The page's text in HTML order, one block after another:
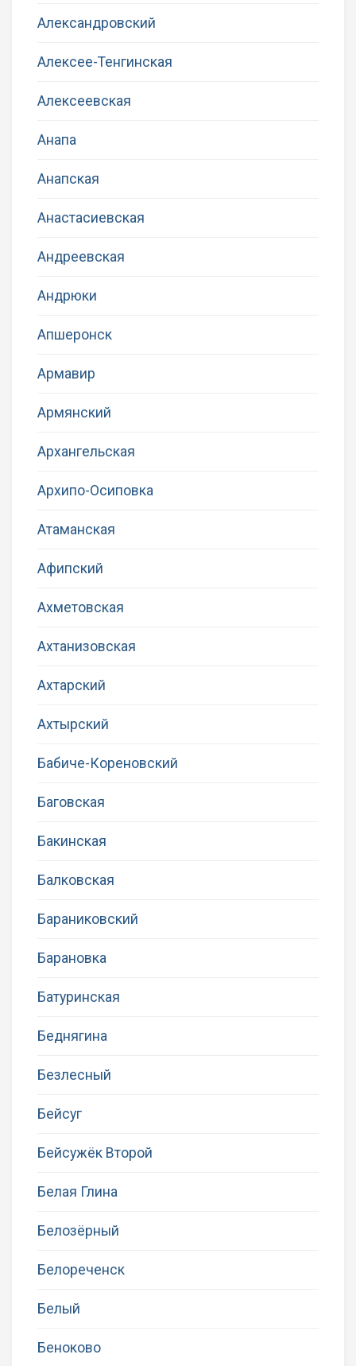
Александровский
Алексее-Тенгинская
Алексеевская
Анапа
Анапская
Анастасиевская
Андреевская
Андрюки
Апшеронск
Армавир
Армянский
Архангельская
Архипо-Осиповка
Атаманская
Афипский
Ахметовская
Ахтанизовская
Ахтарский
Ахтырский
Бабиче-Кореновский
Баговская
Бакинская
Балковская
Бараниковский
Барановка
Батуринская
Беднягина
Безлесный
Бейсуг
Бейсужёк Второй
Белая Глина
Белозёрный
Белореченск
Белый
Беноково